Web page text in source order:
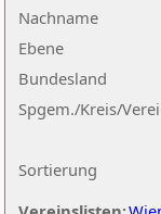
Nachname
Ebene
Sortierung
Bundesland
Spgem./Kreis/